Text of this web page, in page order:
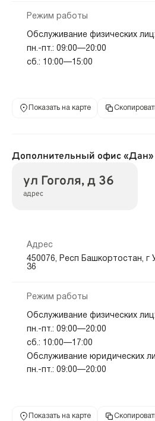
Режим работы
Обслуживание физических лиц:
пн.-пт.: 09:00—20:00
сб.: 10:00—15:00
Показать на карте
Дополнительный офис «Дан»
ул Гоголя, д 36
адрес
Адрес
450076, Респ Башкортостан, г
36
Режим работы
Обслуживание физических лиц:
пн.-пт.: 09:00—20:00
сб.: 10:00—17:00
Обслуживание юридических
пн.-пт.: 09:00—20:00
Показать на карте